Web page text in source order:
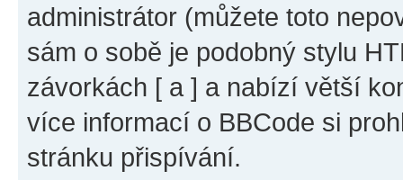
administrátor (můžete toto
sám o sobě je podobný stylu
závorkách [ a ] a nabízí větší
více informací o BBCode si
stránku přispívání.